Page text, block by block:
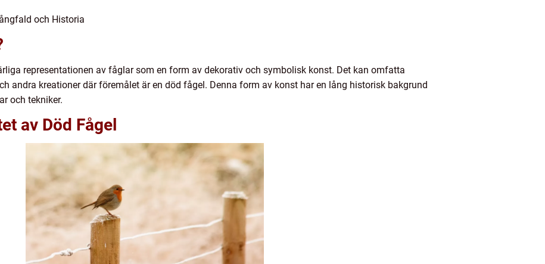
och Historia
representationen av fåglar som en form av dekorativ och symbolisk konst. Det kan omfatta
andra kreationer där föremålet är en död fågel. Denna form av konst har en lång historisk bakgrund
och tekniker.
av Död Fågel